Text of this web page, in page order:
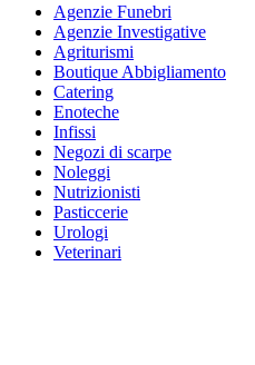
Agenzie Funebri
Agenzie Investigative
Agriturismi
Boutique Abbigliamento
Catering
Enoteche
Infissi
Negozi di scarpe
Noleggi
Nutrizionisti
Pasticcerie
Urologi
Veterinari